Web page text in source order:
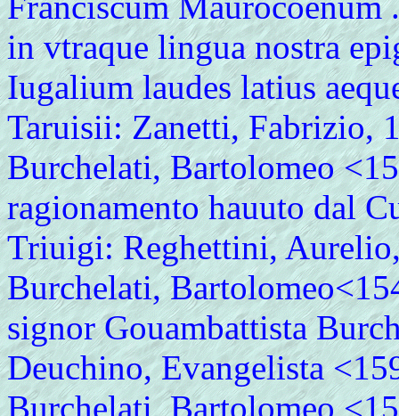
in vtraque lingua nostra
Iugalium laudes latius
Taruisii: Zanetti, Fabrizio,
Burchelati, Bartolomeo
ragionamento hauuto dal
Triuigi: Reghettini,
Burchelati,
signor Gouambattista
Deuchino, Evangelista
Burchelati, Bartolomeo